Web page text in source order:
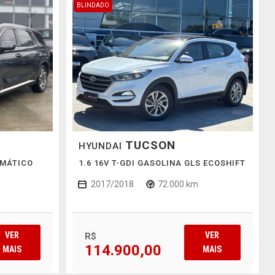
VER
MAIS
BLINDADO
HYUNDAI TUCSON
1.6 16V T-GDI GASOLINA GLS ECOSHIFT
2017/2018 72.000 km
R$
114.900,00
VER
MAIS